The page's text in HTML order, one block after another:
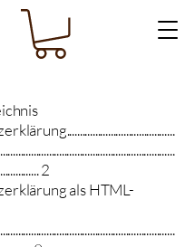
2
als HTML-